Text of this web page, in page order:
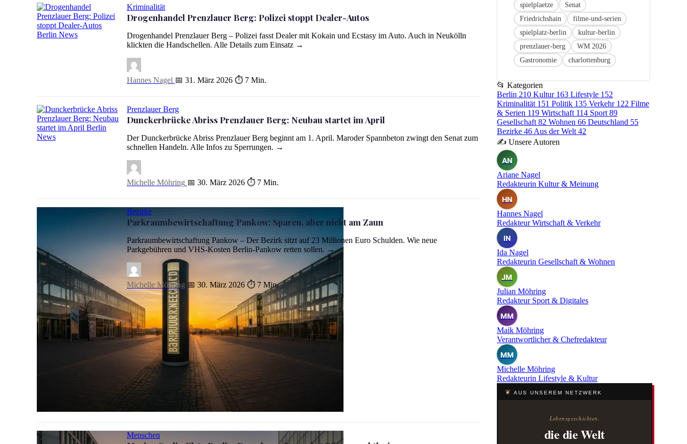
Drogenhandel Prenzlauer Berg: Polizei stoppt Dealer-Autos
Kriminalität
Drogenhandel Prenzlauer Berg: Polizei stoppt Dealer-Autos
Drogenhandel Prenzlauer Berg – Polizei fasst Dealer mit Kokain und Ecstasy im Auto. Auch in Neukölln
klickten die Handschellen. Alle Details zum Einsatz →
Hannes Nagel 📅 31. März 2026 ⏱ 7 Min.
Dunckerbrücke Abriss Prenzlauer Berg: Neubau startet im April
Prenzlauer Berg
Dunckerbrücke Abriss Prenzlauer Berg: Neubau startet im April
Der Dunckerbrücke Abriss Prenzlauer Berg beginnt am 1. April. Maroder Spannbeton zwingt den Senat zum
schnellen Handeln. Alle Infos zu Sperrungen. →
Michelle Möhring 📅 30. März 2026 ⏱ 7 Min.
Bezirke
Parkraumbewirtschaftung Pankow: Sparen, aber nicht am Zaun
Parkraumbewirtschaftung Pankow – Der Bezirk sitzt auf 23 Millionen Euro Schulden. Wie neue
Parkgebühren und VHS-Kosten Berlin-Pankow retten sollen. →
Michelle Möhring 📅 30. März 2026 ⏱ 7 Min.
Menschen
spielplaetze
Senat
Friedrichshain
filme-und-serien
spielplatz-berlin
kultur-berlin
prenzlauer-berg
WM 2026
Gastronomie
charlottenburg
📂 Kategorien
Berlin 210 Kultur 163 Lifestyle 152
Kriminalität 151 Politik 135 Verkehr 122 Filme
& Serien 119 Wirtschaft 114 Sport 89
Gesellschaft 82 Wohnen 66 Deutschland 55
Bezirke 46 Aus der Welt 42
✍ Unsere Autoren
AN
Ariane Nagel
Redakteurin Kultur & Meinung
HN
Hannes Nagel
Redakteur Wirtschaft & Verkehr
IN
Ida Nagel
Redakteurin Gesellschaft & Wohnen
JM
Julian Möhring
Redakteur Sport & Digitales
MM
Maik Möhring
Verantwortlicher & Chefredakteur
MM
Michelle Möhring
Redakteurin Lifestyle & Kultur
❦ AUS UNSEREM NETZWERK
Lebensgeschichten,
die die Welt